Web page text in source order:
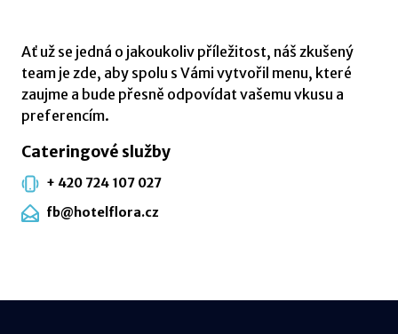
Ať už se jedná o jakoukoliv příležitost, náš zkušený
team je zde, aby spolu s Vámi vytvořil menu, které
zaujme a bude přesně odpovídat vašemu vkusu a
preferencím.
Cateringové služby
+ 420 724 107 027
fb@hotelflora.cz